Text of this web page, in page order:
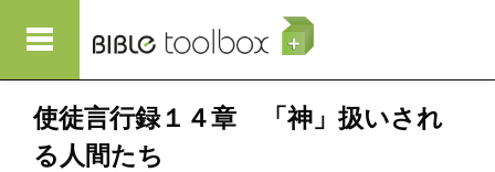
使徒言行録１４章 「神」扱いされ
る人間たち